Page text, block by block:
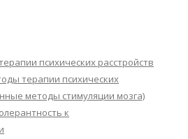
психических расстройств
терапии психических
методы стимуляции мозга)
к